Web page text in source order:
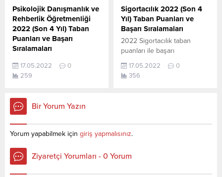
yerleştirme
puanlarıdır. Sayfamızdaki
verilerin
tamamı ÖSYM ve YÖK-
YÖKATLAS tarafından
puanlarıdır. Sayfamızdaki
verilerin
tamamı ÖSYM ve YÖK-
YÖKATLAS tarafından
yayınlanmış olan en son
güncel puanlardır. 4 yıllık
bölümleri...
Psikolojik Danışmanlık ve
Rehberlik Öğretmenliği
2022 (Son 4 Yıl) Taban
Puanları ve Başarı
Sıralamaları
ve Rehberlik Öğretmenliği
taban puanları ile başarı
güncel haline aşağıdaki
tablodan ulaşabilirsiniz. 2022
Puanları ve Başarı
Sıralamaları son 4 yıla ait
veriler aşağıdaki gibidir. Bu
puanlar 2021, 2020, 2019 ve
17.05.2022
0
259
Sigortacılık 2022 (Son 4
Yıl) Taban Puanları ve
Başarı Sıralamaları
2022 Sigortacılık taban
puanları ile başarı
güncel haline aşağıdaki
tablodan ulaşabilirsiniz. 2022
puanlarıdır. Sayfamızdaki
17.05.2022
0
356
Bir Yorum Yazın
Yorum yapabilmek için giriş yapmalısınız.
Ziyaretçi Yorumları - 0 Yorum